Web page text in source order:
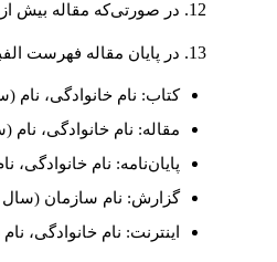
در صورتی‌که مقاله بیش
در پایان مقاله فهرست
کتاب: نام خانوادگی، نام
مقاله: نام خانوادگی،
پایان‌نامه: نام خانوادگی،
گزارش: نام سازمان (سال
اینترنت: نام خانوادگی،